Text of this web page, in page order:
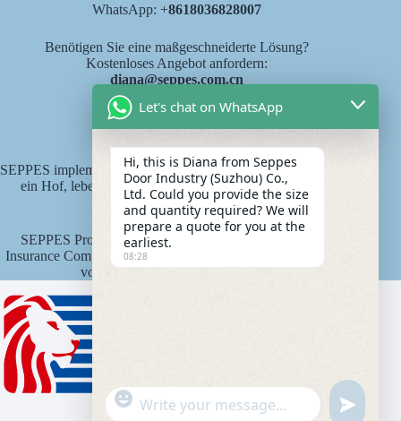
WhatsApp: +8618036828007
Benötigen Sie eine maßgeschneiderte Lösung?
Kostenloses Angebot anfordern:
diana@seppes.com.cn
SEPPES implementiert den neuen Industriestandard "eine Tür,
ein Hof, lebenslanger Service" als Produktlebensdauer-
Verantwortungssystem.
SEPPES Produkte sind von der Ping An State Property
Insurance Company of China mit einer Versicherungssumme
von 15 Millionen Yuan versichert.
Let's chat on WhatsApp
Hi, this is Diana from Seppes
Door Industry (Suzhou) Co.,
Ltd. Could you provide the size
and quantity required? We will
prepare a quote for you at the
earliest.
08:28
"
+
WhatsApp Message
u